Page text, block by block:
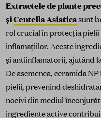
Extractele de plante
șiCentella Asiaticasunt
rol crucial în protecția
inflamațiilor. Aceste
și antiinflamatorii, ajutând
De asemenea, ceramida
pielii, prevenind
nocivi din mediul
ingrediente active